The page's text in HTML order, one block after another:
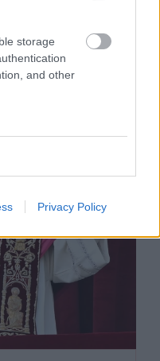
storage
and other
Privacy Policy
a vörös
elemezte